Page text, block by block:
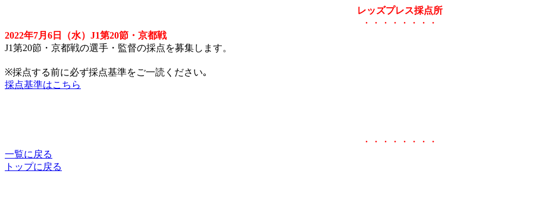
レッズプレス採点所
・・・・・・・・
2022年7月6日（水）J1第20節・京都戦
J1第20節・京都戦の選手・監督の採点を募集します。
※採点する前に必ず採点基準をご一読ください｡
採点基準はこちら
・・・・・・・・
一覧に戻る
トップに戻る